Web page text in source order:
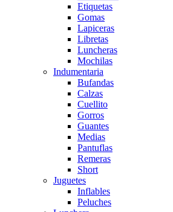
Etiquetas
Gomas
Lapiceras
Libretas
Luncheras
Mochilas
Indumentaria
Bufandas
Calzas
Cuellito
Gorros
Guantes
Medias
Pantuflas
Remeras
Short
Juguetes
Inflables
Peluches